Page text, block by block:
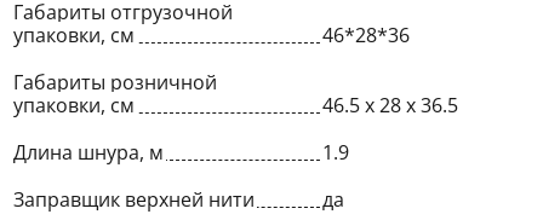
Габариты отгрузочной
упаковки, см
46*28*36
Габариты розничной
упаковки, см
46.5 х 28 х 36.5
Длина шнура, м
1.9
Заправщик верхней нити
да